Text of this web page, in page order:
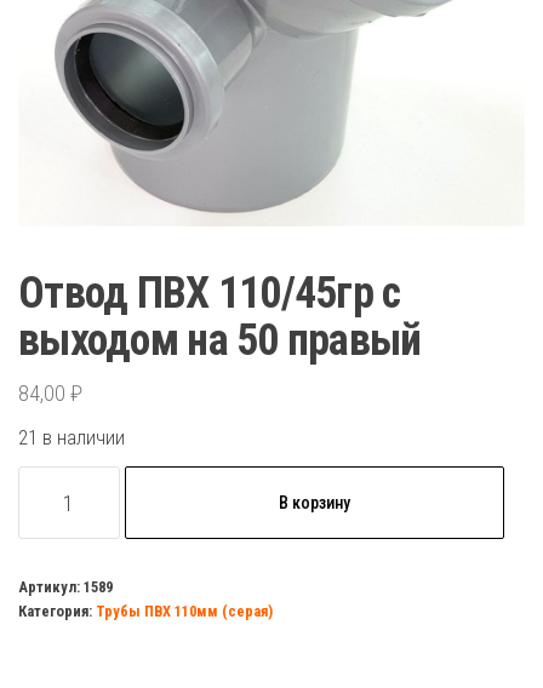
Отвод ПВХ 110/45гр с
выходом на 50 правый
84,00 ₽
21 в наличии
товара
ПВХ
110/45гр
В корзину
Артикул: 1589
Категория: Трубы ПВХ 110мм (серая)